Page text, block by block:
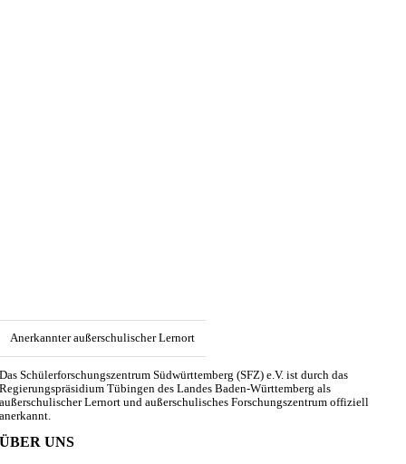
Anerkannter außerschulischer Lernort
Das Schülerforschungszentrum Südwürttemberg (SFZ) e.V. ist durch das
Regierungspräsidium Tübingen des Landes Baden-Württemberg als
außerschulischer Lernort und außerschulisches Forschungszentrum offiziell
anerkannt.
ÜBER UNS